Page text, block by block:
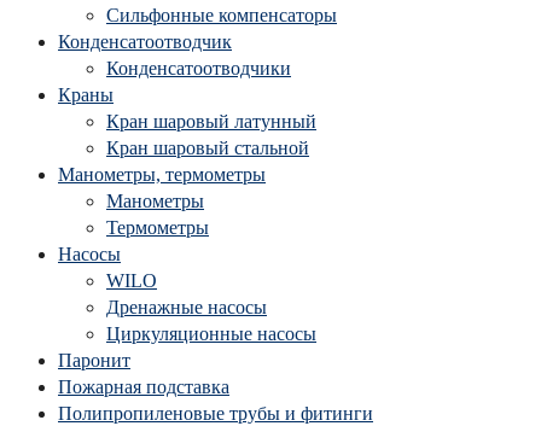
Сильфонные компенсаторы
Конденсатоотводчик
Конденсатоотводчики
Краны
Кран шаровый латунный
Кран шаровый стальной
Манометры, термометры
Манометры
Термометры
Насосы
WILO
Дренажные насосы
Циркуляционные насосы
Паронит
Пожарная подставка
Полипропиленовые трубы и фитинги